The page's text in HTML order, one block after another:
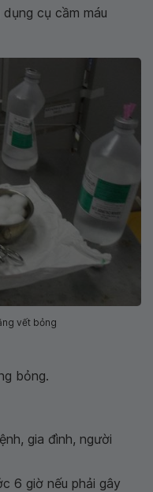
cụ cầm máu
vết bỏng
bỏng.
gia đình, người
6 giờ nếu phải gây